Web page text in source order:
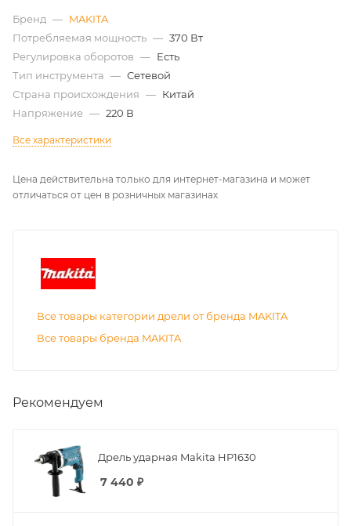
Бренд — MAKITA
Потребляемая мощность — 370 Вт
Регулировка оборотов — Есть
Тип инструмента — Сетевой
Страна происхождения — Китай
Напряжение — 220 В
Все характеристики
Цена действительна только для интернет-магазина и может
отличаться от цен в розничных магазинах
Все товары категории дрели от бренда MAKITA
Все товары бренда MAKITA
Рекомендуем
Дрель ударная Makita HP1630
7 440 ₽